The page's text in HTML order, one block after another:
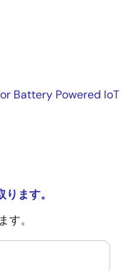
Battery Powered IoT
ます。
す。